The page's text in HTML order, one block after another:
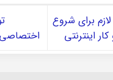
برای شروع
اینترنتی